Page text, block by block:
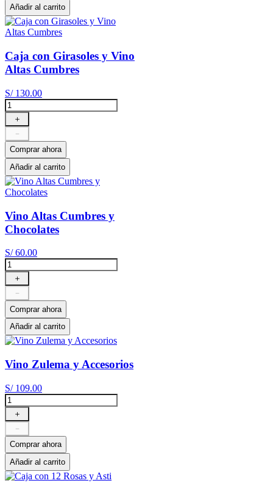
Añadir al carrito
Caja con Girasoles y Vino
Altas Cumbres
S/ 130.00
＋
－
Comprar ahora
Añadir al carrito
Vino Altas Cumbres y
Chocolates
S/ 60.00
＋
－
Comprar ahora
Añadir al carrito
Vino Zulema y Accesorios
S/ 109.00
＋
－
Comprar ahora
Añadir al carrito